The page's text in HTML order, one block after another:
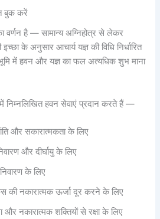
बुक करें
वर्णन है — सामान्य अग्निहोत्र से लेकर
के अनुसार आचार्य यज्ञ की विधि निर्धारित
में हवन और यज्ञ का फल अत्यधिक शुभ माना
निम्नलिखित हवन सेवाएं प्रदान करते हैं —
और सकारात्मकता के लिए
और दीर्घायु के लिए
के लिए
नकारात्मक ऊर्जा दूर करने के लिए
नकारात्मक शक्तियों से रक्षा के लिए